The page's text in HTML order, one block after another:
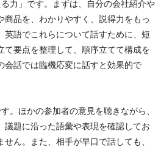
力」です。まずは、自分の会社紹介や
商品を、わかりやすく、説得力をもっ
英語でこれらについて話すために、短
て要点を整理して、順序立てて構成を
会話では臨機応変に話すと効果的で
。ほかの参加者の意見を聴きながら、
議題に沿った語彙や表現を確認してお
ん。また、相手が早口で話しても、